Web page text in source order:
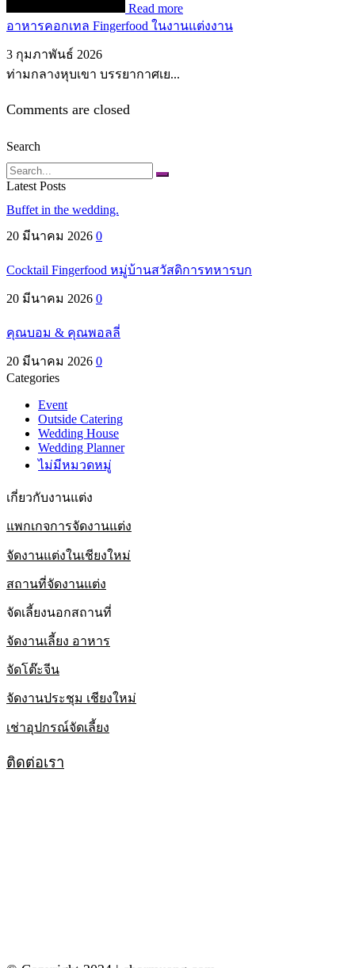
Read more
อาหารคอกเทล Fingerfood ในงานแต่งงาน
3 กุมภาพันธ์ 2026
ท่ามกลางหุบเขา บรรยากาศเย...
Comments are closed
Search
Search
Latest Posts
Buffet in the wedding.
20 มีนาคม 2026 0
Cocktail Fingerfood หมู่บ้านสวัสดิการทหารบก
20 มีนาคม 2026 0
คุณบอม & คุณพอลลี่
20 มีนาคม 2026 0
Categories
Event
Outside Catering
Wedding House
Wedding Planner
ไม่มีหมวดหมู่
เกี่ยวกับงานแต่ง
แพกเกจการจัดงานแต่ง
จัดงานแต่งในเชียงใหม่
สถานที่จัดงานแต่ง
จัดเลี้ยงนอกสถานที่
จัดงานเลี้ยง อาหาร
จัดโต๊ะจีน
จัดงานประชุม เชียงใหม่
เช่าอุปกรณ์จัดเลี้ยง
ติดต่อเรา